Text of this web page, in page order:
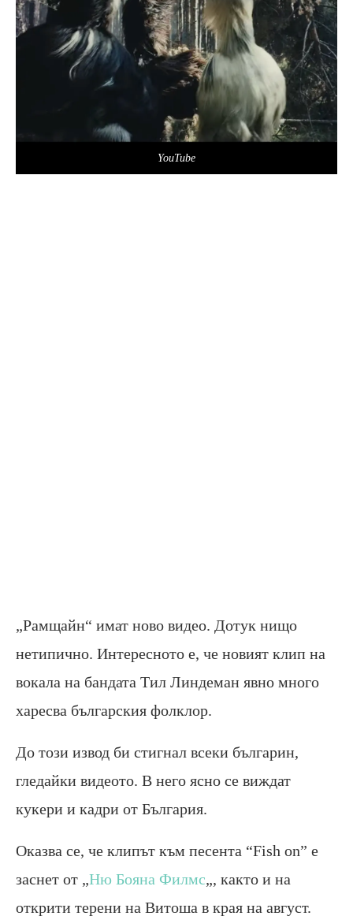
YouTube
„Рамщайн“ имат ново видео. Дотук нищо
нетипично. Интересното е, че новият клип на
вокала на бандата Тил Линдеман явно много
харесва българския фолклор.
До този извод би стигнал всеки българин,
гледайки видеото. В него ясно се виждат
кукери и кадри от България.
Оказва се, че клипът към песента “Fish on” е
заснет от „Ню Бояна Филмс„, както и на
открити терени на Витоша в края на август.